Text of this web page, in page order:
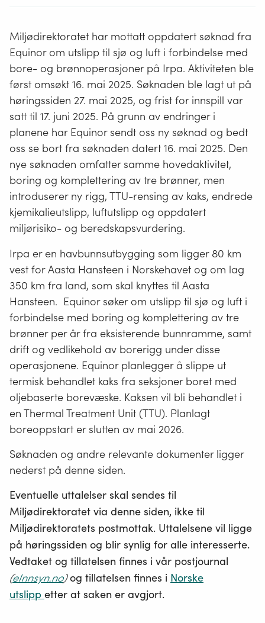
Miljødirektoratet har mottatt oppdatert søknad fra
Equinor om utslipp til sjø og luft i forbindelse med
bore- og brønnoperasjoner på Irpa. Aktiviteten ble
først omsøkt 16. mai 2025. Søknaden ble lagt ut på
høringssiden 27. mai 2025, og frist for innspill var
satt til 17. juni 2025. På grunn av endringer i
planene har Equinor sendt oss ny søknad og bedt
oss se bort fra søknaden datert 16. mai 2025. Den
nye søknaden omfatter samme hovedaktivitet,
boring og komplettering av tre brønner, men
introduserer ny rigg, TTU-rensing av kaks, endrede
kjemikalieutslipp, luftutslipp og oppdatert
miljørisiko- og beredskapsvurdering.
Irpa er en havbunnsutbygging som ligger 80 km
vest for Aasta Hansteen i Norskehavet og om lag
350 km fra land, som skal knyttes til Aasta
Hansteen. Equinor søker om utslipp til sjø og luft i
forbindelse med boring og komplettering av tre
brønner per år fra eksisterende bunnramme, samt
drift og vedlikehold av borerigg under disse
operasjonene. Equinor planlegger å slippe ut
termisk behandlet kaks fra seksjoner boret med
oljebaserte borevæske. Kaksen vil bli behandlet i
en Thermal Treatment Unit (TTU). Planlagt
boreoppstart er slutten av mai 2026.
Søknaden og andre relevante dokumenter ligger
nederst på denne siden.
Eventuelle uttalelser skal sendes til
Miljødirektoratet via denne siden, ikke til
Miljødirektoratets postmottak. Uttalelsene vil ligge
på høringssiden og blir synlig for alle interesserte.
Vedtaket og tillatelsen finnes i vår postjournal
(eInnsyn.no)og tillatelsen finnes i Norske
utslipp etter at saken er avgjort.